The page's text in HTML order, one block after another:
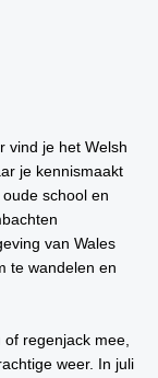
vind je het Welsh
je kennismaakt
school en
van Wales
te wandelen en
regenjack mee,
weer. In juli